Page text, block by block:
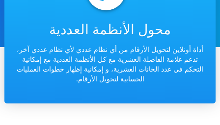
محول الأنظمة العددية
أداة أونلاين لتحويل الأرقام من أي نظام عددي لأي نظام عددي آخر،
تدعم علامة الفاصلة العشرية مع كل الأنظمة العددية مع إمكانية
التحكم في عدد الخانات العشرية، و إمكانية إظهار خطوات العمليات
الحسابية لتحويل الأرقام.